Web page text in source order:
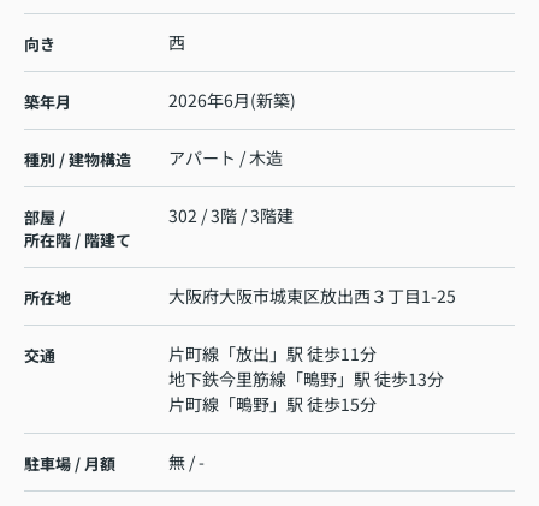
向き 西
築年月 2026年6月(新築)
種別 / 建物構造 アパート / 木造
部屋 /
所在階 / 階建て
302 / 3階 / 3階建
所在地 大阪府大阪市城東区放出西３丁目1-25
交通 片町線 「放出 」駅 徒歩11分
地下鉄今里筋線 「鴫野」駅 徒歩13分
片町線 「鴫野」駅 徒歩15分
駐車場 / 月額 無 / -